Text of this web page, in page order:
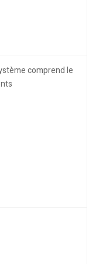
comprend le